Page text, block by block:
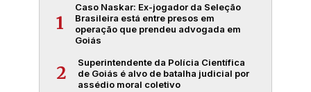
1
Caso Naskar: Ex-jogador da Seleção
Brasileira está entre presos em
operação que prendeu advogada em
Goiás
2
Superintendente da Polícia Científica
de Goiás é alvo de batalha judicial por
assédio moral coletivo